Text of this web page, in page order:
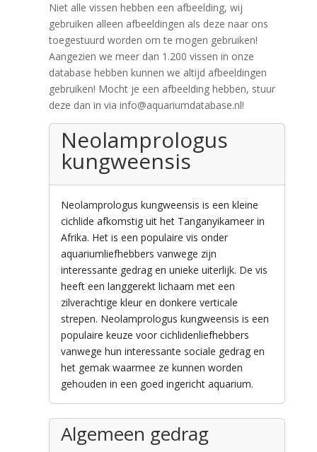
Niet alle vissen hebben een afbeelding, wij
gebruiken alleen afbeeldingen als deze naar ons
toegestuurd worden om te mogen gebruiken!
Aangezien we meer dan 1.200 vissen in onze
database hebben kunnen we altijd afbeeldingen
gebruiken! Mocht je een afbeelding hebben, stuur
deze dan in via info@aquariumdatabase.nl!
Neolamprologus
kungweensis
Neolamprologus kungweensis is een kleine
cichlide afkomstig uit het Tanganyikameer in
Afrika. Het is een populaire vis onder
aquariumliefhebbers vanwege zijn
interessante gedrag en unieke uiterlijk. De vis
heeft een langgerekt lichaam met een
zilverachtige kleur en donkere verticale
strepen. Neolamprologus kungweensis is een
populaire keuze voor cichlidenliefhebbers
vanwege hun interessante sociale gedrag en
het gemak waarmee ze kunnen worden
gehouden in een goed ingericht aquarium.
Algemeen gedrag